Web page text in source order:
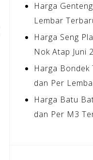
Harga
Lembar
Harga Seng
Nok Atap Juni
Harga
dan Per
Harga Batu
dan Per M3